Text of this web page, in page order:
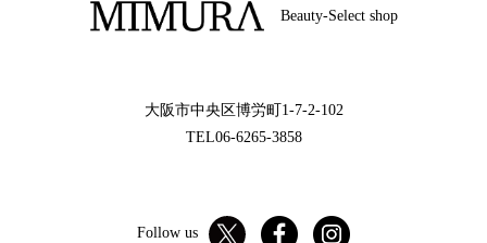
Beauty-Select shop
大阪市中央区博労町1-7-2-102
TEL06-6265-3858
Follow us